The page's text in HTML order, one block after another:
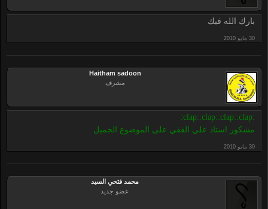
بارك الله فيك
Haitham sadoon
مشرف
:clap::clap::clap::clap:
مشكور استاذ علي الفقي على الموضوع الجميل
محمد فتحي السيد
عضو جديد